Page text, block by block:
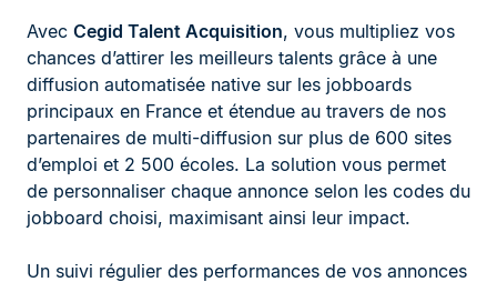
Avec Cegid Talent Acquisition, vous multipliez vos
chances d’attirer les meilleurs talents grâce à une
diffusion automatisée native sur les jobboards
principaux en France et étendue au travers de nos
partenaires de multi-diffusion sur plus de 600 sites
d’emploi et 2 500 écoles. La solution vous permet
de personnaliser chaque annonce selon les codes du
jobboard choisi, maximisant ainsi leur impact.
Un suivi régulier des performances de vos annonces